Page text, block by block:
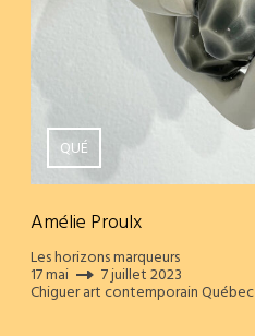
QUÉ
Amélie Proulx
Les horizons marqueurs
17 mai 7 juillet 2023
Chiguer art contemporain Québec